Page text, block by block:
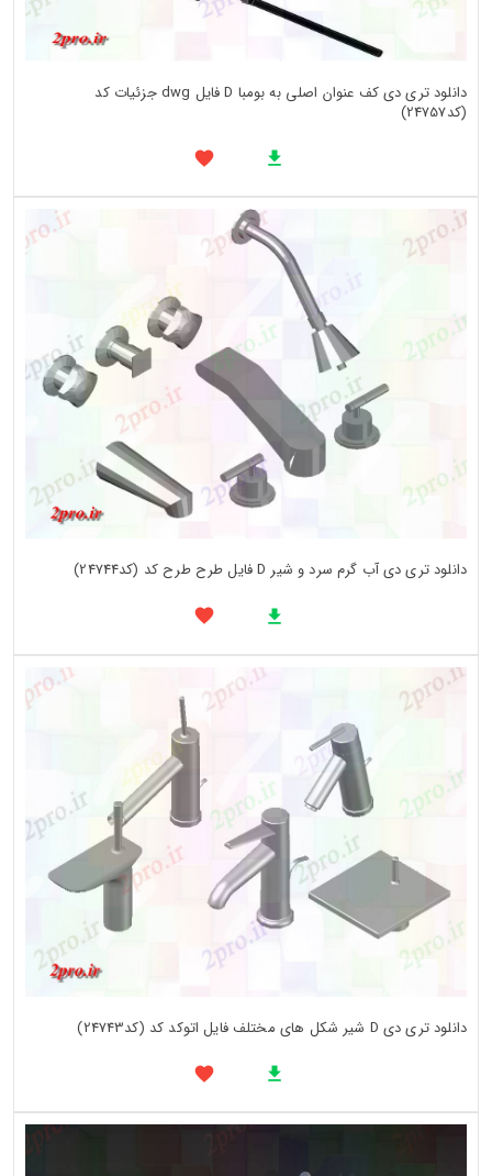
دانلود تری دی کف عنوان اصلی به بومبا D فایل dwg جزئیات کد
(کد24757)
دانلود تری دی آب گرم سرد و شیر D فایل طرح طرح کد (کد24744)
دانلود تری دی D شیر شکل های مختلف فایل اتوکد کد (کد24743)